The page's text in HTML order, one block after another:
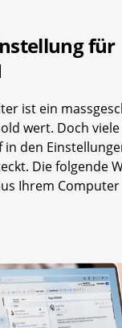
für
ist ein
wert. Doch
den
Die folgende
Ihrem Computer